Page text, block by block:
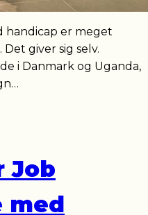
handicap er meget
giver sig selv.
i Danmark og Uganda,
Job
med